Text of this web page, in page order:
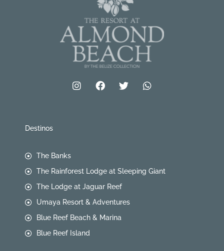
Destinos
The Banks
The Rainforest Lodge at Sleeping Giant
The Lodge at Jaguar Reef
Umaya Resort & Adventures
Blue Reef Beach & Marina
Blue Reef Island